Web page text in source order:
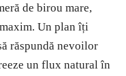
de birou mare,
Un plan îți
răspundă nevoilor
un flux natural în